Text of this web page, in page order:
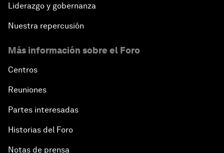
Liderazgo y gobernanza
Nuestra repercusión
Más información sobre el Foro
Centros
Reuniones
Partes interesadas
Historias del Foro
Notas de prensa